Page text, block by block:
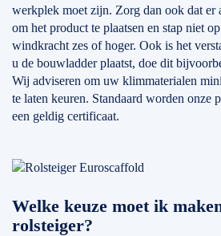
werkplek moet zijn. Zorg dan ook dat er
om het product te plaatsen en stap niet
windkracht zes of hoger. Ook is het
u de bouwladder plaatst, doe dit
Wij adviseren om uw klimmaterialen
te laten keuren. Standaard worden onze
een geldig certificaat.
Welke keuze moet ik
rolsteiger?